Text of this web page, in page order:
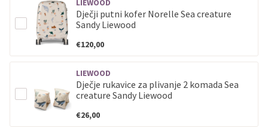
LIEWOOD
Dječji putni kofer Norelle Sea creature
Sandy Liewood
€120,00
LIEWOOD
Dječje rukavice za plivanje 2 komada Sea
creature Sandy Liewood
€26,00